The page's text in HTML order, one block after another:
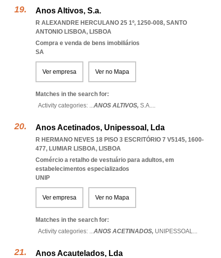
Anos Altivos, S.a.
R ALEXANDRE HERCULANO 25 1º, 1250-008, SANTO
ANTONIO LISBOA, LISBOA
Compra e venda de bens imobiliários
SA
Ver empresa Ver no Mapa
Matches in the search for:
Activity categories: ...ANOS ALTIVOS, S.A....
Anos Acetinados, Unipessoal, Lda
R HERMANO NEVES 18 PISO 3 ESCRITÓRIO 7 V5145, 1600-
477, LUMIAR LISBOA, LISBOA
Comércio a retalho de vestuário para adultos, em
estabelecimentos especializados
UNIP
Ver empresa Ver no Mapa
Matches in the search for:
Activity categories: ...ANOS ACETINADOS, UNIPESSOAL...
Anos Acautelados, Lda